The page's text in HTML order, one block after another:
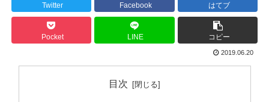
Twitter Facebook はてブ
Pocket LINE コピー
2019.06.20
目次